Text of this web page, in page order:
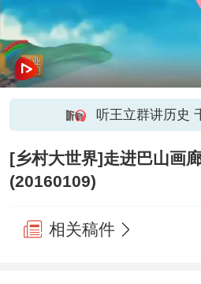
听王立群讲历史
[乡村大世界]走进巴山画
(20160109)
相关稿件